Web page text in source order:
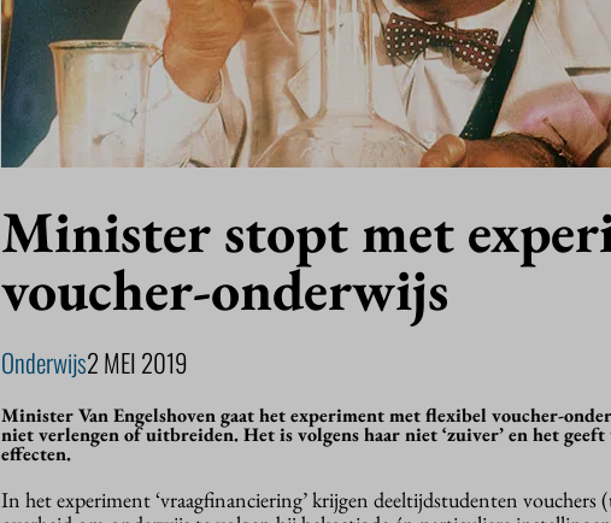
Minister stopt met
voucher-onderwijs
Onderwijs2 MEI 2019
Minister Van Engelshoven gaat het experiment met flexibel voucher-
niet verlengen of uitbreiden. Het is volgens haar niet ‘zuiver’ en het
effecten.
In het experiment ‘vraagfinanciering’ krijgen deeltijdstudenten vouchers